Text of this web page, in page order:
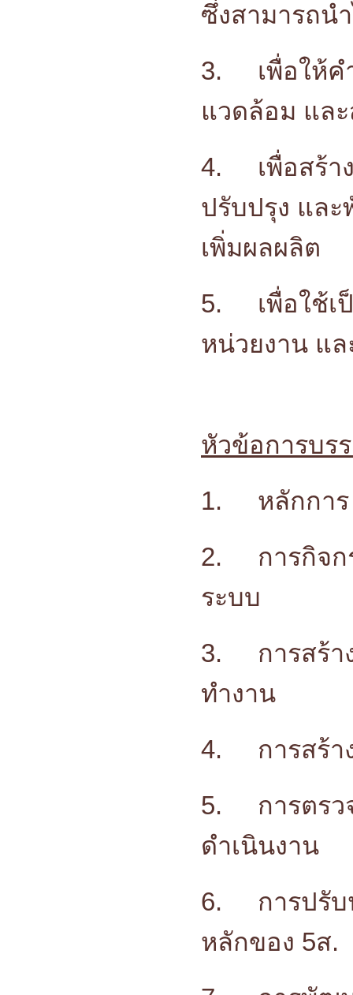
ซึ่งสามารถน
3.
เพื่อให้
แวดล้อม แล
4.
เพื่อสร้
ปรับปรุง แล
เพิ่มผลผลิต
5.
เพื่อใช้
หน่วยงาน แ
หัวข้อการบร
1.
หลักกา
2.
การกิจ
ระบบ
3.
การสร้
ทำงาน
4.
การสร้
5.
การตร
ดำเนินงาน
6.
การปรั
หลักของ 5ส.